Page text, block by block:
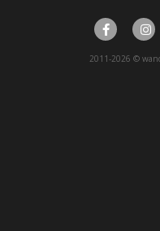
2011-2026 ©